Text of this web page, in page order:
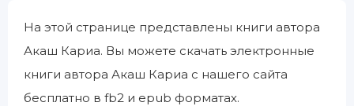
На этой странице представлены книги автора
Акаш Кариа. Вы можете скачать электронные
книги автора Акаш Кариа с нашего сайта
бесплатно в fb2 и epub форматах.